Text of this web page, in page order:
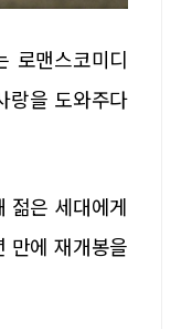
로맨스코미디
랑을 도와주다
젊은 세대에게
만에 재개봉을